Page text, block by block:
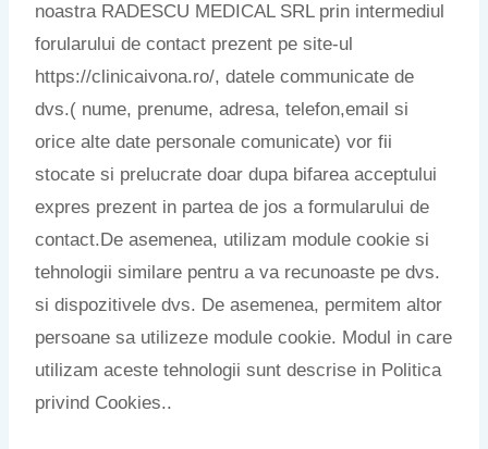
noastra RADESCU MEDICAL SRL prin intermediul
forularului de contact prezent pe site-ul
https://clinicaivona.ro/, datele communicate de
dvs.( nume, prenume, adresa, telefon,email si
orice alte date personale comunicate) vor fii
stocate si prelucrate doar dupa bifarea acceptului
expres prezent in partea de jos a formularului de
contact.De asemenea, utilizam module cookie si
tehnologii similare pentru a va recunoaste pe dvs.
si dispozitivele dvs. De asemenea, permitem altor
persoane sa utilizeze module cookie. Modul in care
utilizam aceste tehnologii sunt descrise in Politica
privind Cookies..